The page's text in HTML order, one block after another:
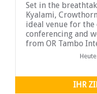
Set in the
Kyalami,
ideal venue for
conferencing and
from OR Tambo
Johannesburg and
IHR